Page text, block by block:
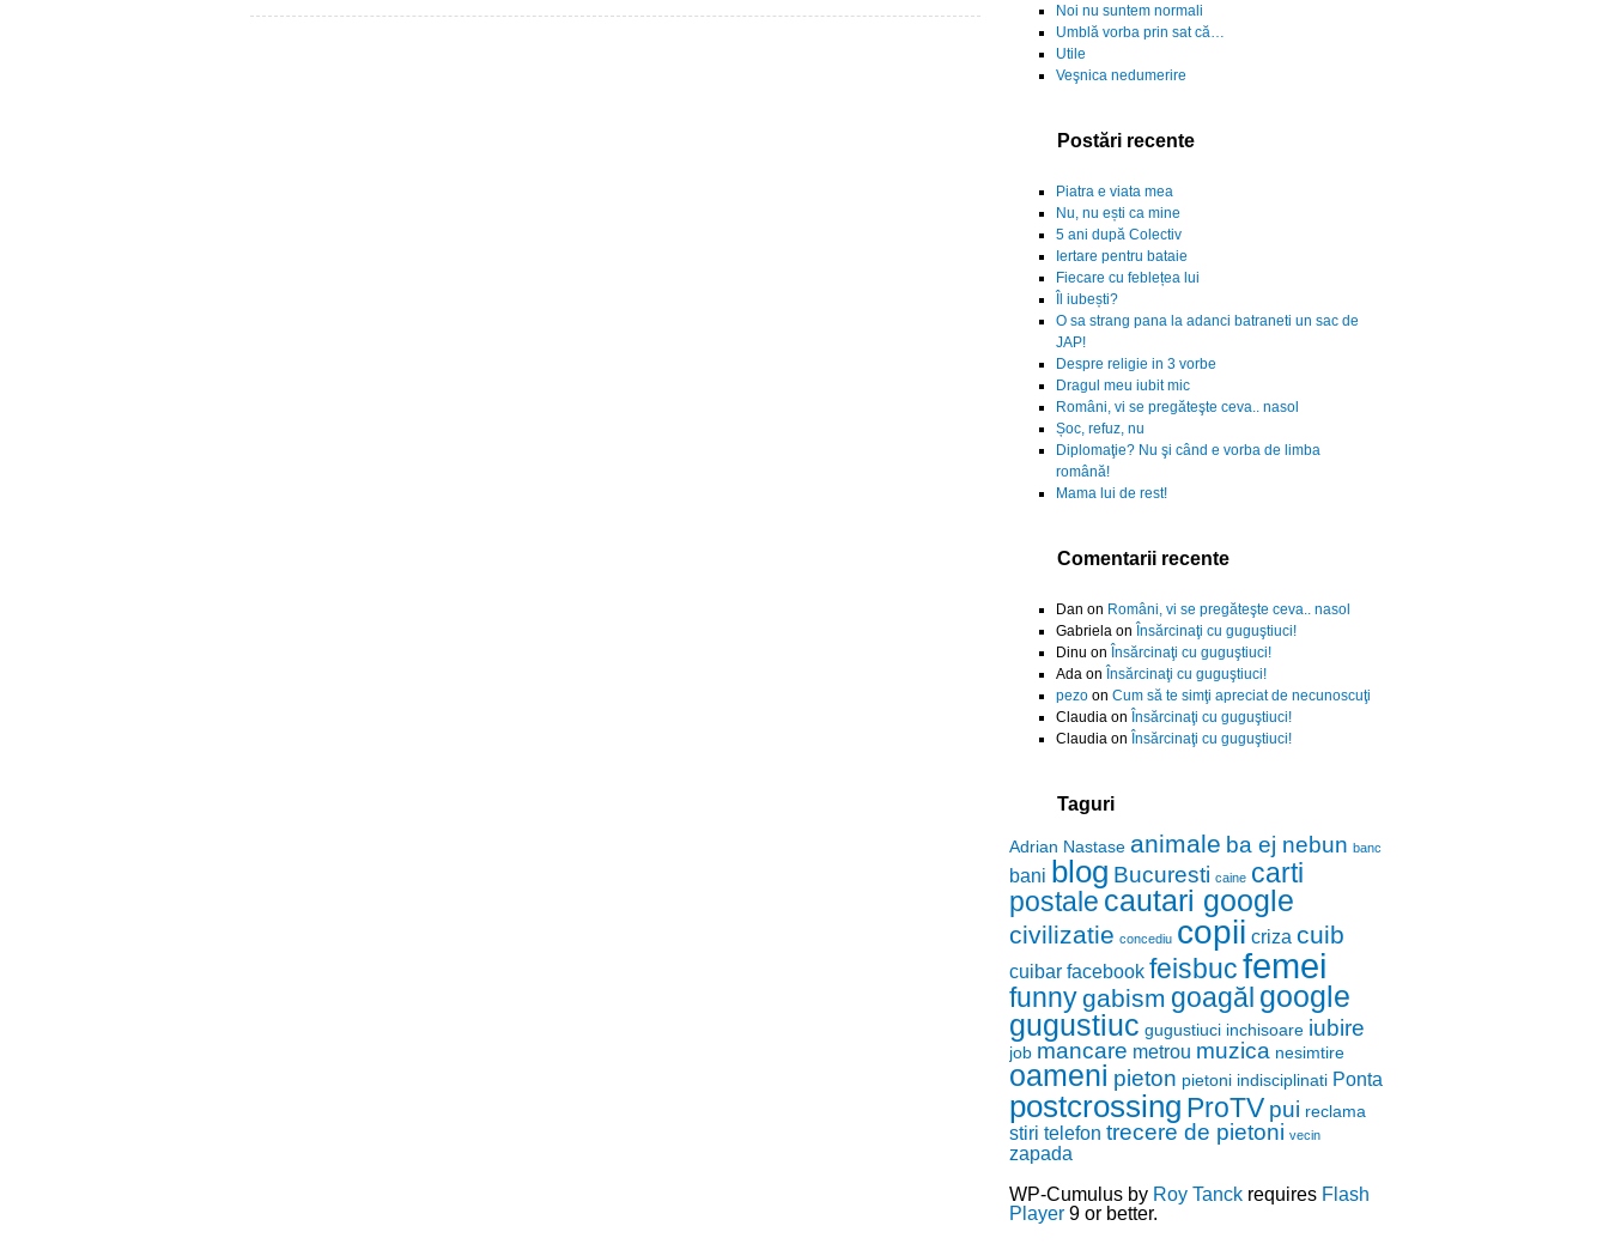
Noi nu suntem normali
Umblă vorba prin sat că…
Utile
Veşnica nedumerire
Postări recente
Piatra e viata mea
Nu, nu ești ca mine
5 ani după Colectiv
Iertare pentru bataie
Fiecare cu feblețea lui
Îl iubești?
O sa strang pana la adanci batraneti un sac de
JAP!
Despre religie in 3 vorbe
Dragul meu iubit mic
Români, vi se pregăteşte ceva.. nasol
Șoc, refuz, nu
Diplomaţie? Nu şi când e vorba de limba
română!
Mama lui de rest!
Comentarii recente
Dan on Români, vi se pregăteşte ceva.. nasol
Gabrielaon Însărcinaţi cu guguştiuci!
Dinu on Însărcinaţi cu guguştiuci!
Adaon Însărcinaţi cu guguştiuci!
pezoon Cum să te simţi apreciat de necunoscuţi
Claudiaon Însărcinaţi cu guguştiuci!
Claudiaon Însărcinaţi cu guguştiuci!
Taguri
Adrian Nastase animale ba ej nebun banc
bani blog Bucuresti caine carti
postale cautari google
civilizatie concediu copii criza cuib
cuibar facebook feisbucfemei
funnygabism goagăl google
gugustiuc gugustiuci inchisoare iubire
job mancare metrou muzica nesimtire
oameni pieton pietoni indisciplinati Ponta
postcrossing ProTV pui reclama
stiri telefon trecere de pietoni vecin
zapada
WP-Cumulus by Roy Tanck requires Flash
Player 9 or better.